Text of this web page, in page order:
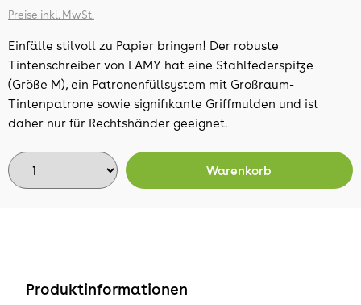
Preise inkl. MwSt.
Einfälle stilvoll zu Papier bringen! Der robuste
Tintenschreiber von LAMY hat eine Stahlfederspitze
(Größe M), ein Patronenfüllsystem mit Großraum-
Tintenpatrone sowie signifikante Griffmulden und ist
daher nur für Rechtshänder geeignet.
Warenkorb
Produktinformationen